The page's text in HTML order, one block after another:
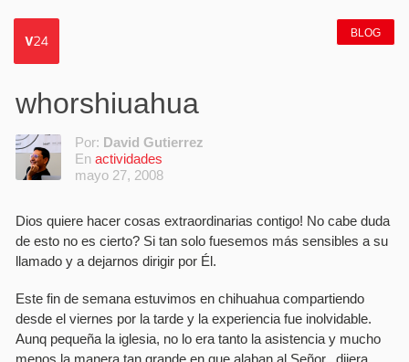
BLOG
whorshiuahua
Por: David Gutierrez
En actividades
mayo 27, 2008
Dios quiere hacer cosas extraordinarias contigo! No cabe duda
de esto no es cierto? Si tan solo fuesemos más sensibles a su
llamado y a dejarnos dirigir por Él.
Este fin de semana estuvimos en chihuahua compartiendo
desde el viernes por la tarde y la experiencia fue inolvidable.
Aunq pequeña la iglesia, no lo era tanto la asistencia y mucho